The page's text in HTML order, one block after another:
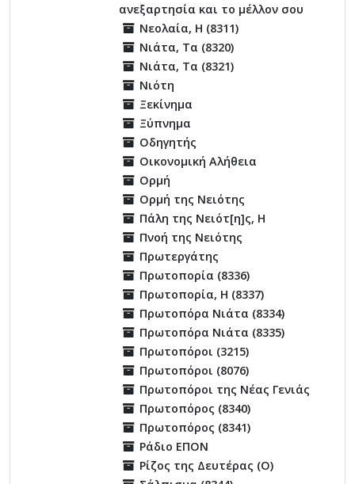
ανεξαρτησία και το μέλλον σου
Νεολαία, Η (8311)
Νιάτα, Τα (8320)
Νιάτα, Τα (8321)
Νιότη
Ξεκίνημα
Ξύπνημα
Οδηγητής
Οικονομική Αλήθεια
Ορμή
Ορμή της Νειότης
Πάλη της Νειότ[η]ς, Η
Πνοή της Νειότης
Πρωτεργάτης
Πρωτοπορία (8336)
Πρωτοπορία, Η (8337)
Πρωτοπόρα Νιάτα (8334)
Πρωτοπόρα Νιάτα (8335)
Πρωτοπόροι (3215)
Πρωτοπόροι (8076)
Πρωτοπόροι της Νέας Γενιάς
Πρωτοπόρος (8340)
Πρωτοπόρος (8341)
Ράδιο ΕΠΟΝ
Ρίζος της Δευτέρας (Ο)